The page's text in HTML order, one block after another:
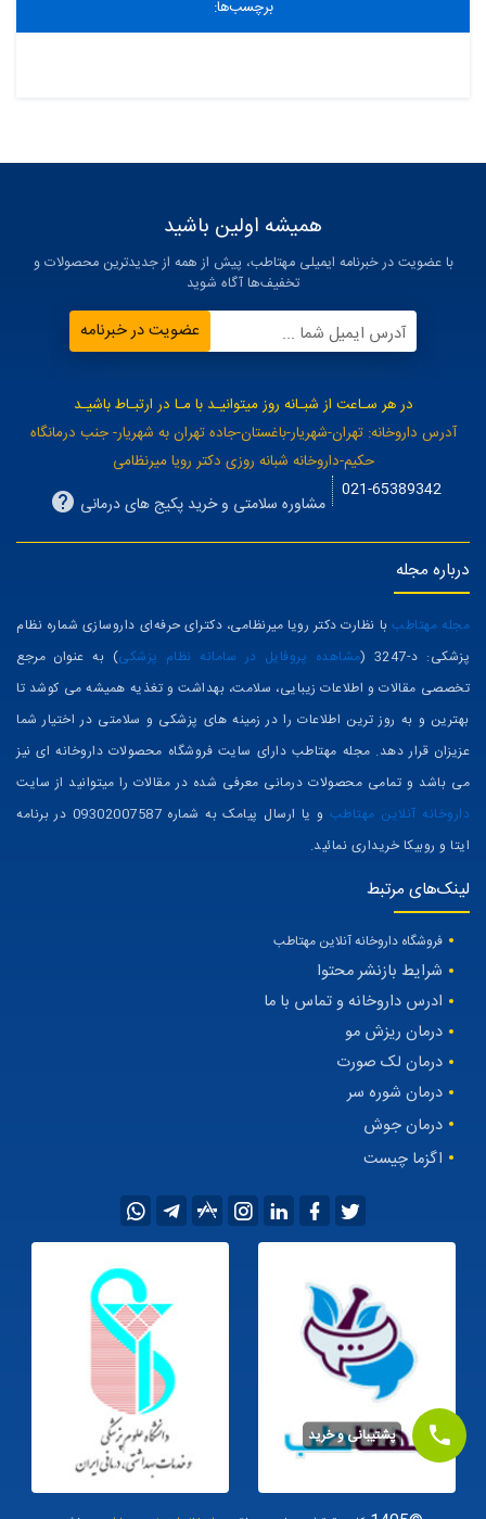
همیشه اولین باشید
با عضویت در خبرنامه ایمیلی مهتاطب، پیش از همه از جدیدترین محصولات و
آدرس ایمیل شما ... عضویت در خبرنامه
در هر سـاعت از شبـانه روز میتوانیـد با مـا در ارتبـاط باشیـد
آدرس داروخانه: تهران-شهریار-باغستان-جاده تهران به شهریار- جنب درمانگاه
حکیم-داروخانه شبانه روزی دکتر رویا میرنظامی
021-65389342
درباره مجله
مجله مهتاطب
با نظارت دکتر رویا میرنظامی، دکترای حرفه‌ای داروسازی شماره نظام
پزشکی: د-3247 (
مشاهده پروفایل در سامانه نظام پزشکی ) به عنوان مرجع
تخصصی مقالات و اطلاعات زیبایی، سلامت، بهداشت و تغذیه همیشه می کوشد تا
بهترین و به روز ترین اطلاعات را در زمینه های پزشکی و سلامتی در اختیار شما
عزیزان قرار دهد. مجله مهتاطب دارای سایت فروشگاه محصولات داروخانه ای نیز
داروخانه آنلاین مهتاطب
ایتا و روبیکا خریداری نمائید.
لینک‌های مرتبط
فروشگاه داروخانه آنلاین مهتاطب
شرایط بازنشر محتوا
ادرس داروخانه و تماس با ما
درمان ریزش مو
درمان لک صورت
اگزما چیست
پشتیبانی و خرید